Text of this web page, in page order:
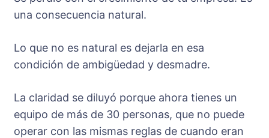
una consecuencia natural.
Lo que no es natural es dejarla en esa
condición de ambigüedad y desmadre.
La claridad se diluyó porque ahora tienes un
equipo de más de 30 personas, que no puede
operar con las mismas reglas de cuando eran